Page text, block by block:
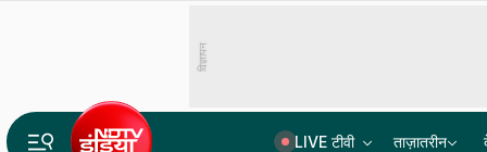
विज्ञापन
LIVE टीवी ताज़ातरीन